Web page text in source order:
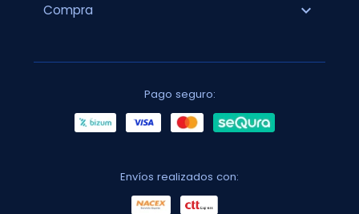
Compra expand_more
Pago seguro:
Envíos realizados con: